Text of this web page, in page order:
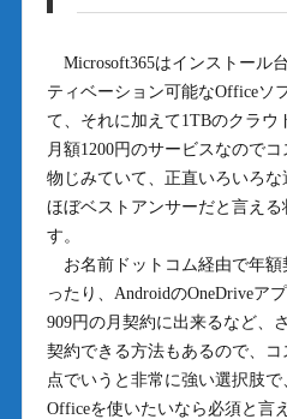
Microsoft365はインストール
ティベーション可能なOfficeソ
て、それに加えて1TBのクラウ
月額1200円のサービスなので
物じみていて、正直いろいろな
ほぼベストアンサーだと言え
す。
お名前ドットコム経由で年額
ったり、AndroidのOneDriveア
909円の月契約に出来るなど、
契約できる方法もあるので、
点でいうと非常に強い選択肢
Officeを使いたいなら必須と言